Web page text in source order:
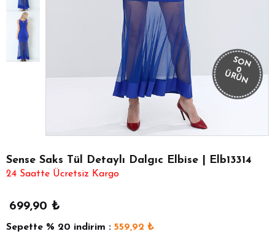
SON
0
ÜRÜN
Sense Saks Tül Detaylı Dalgıc Elbise | Elb13314
24 Saatte Ücretsiz Kargo
699,90 ₺
Sepette % 20 indirim : 559,92 ₺